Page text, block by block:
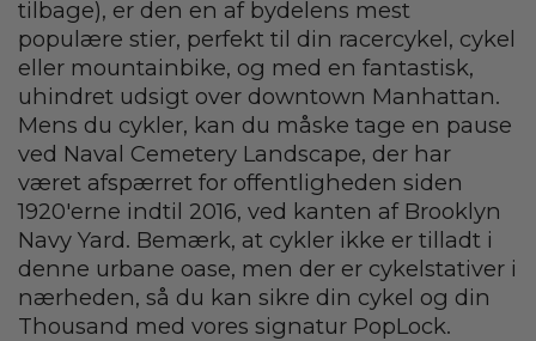
tilbage), er den en af bydelens mest
populære stier, perfekt til din racercykel, cykel
eller mountainbike, og med en fantastisk,
uhindret udsigt over downtown Manhattan.
Mens du cykler, kan du måske tage en pause
ved Naval Cemetery Landscape, der har
været afspærret for offentligheden siden
1920'erne indtil 2016, ved kanten af Brooklyn
Navy Yard. Bemærk, at cykler ikke er tilladt i
denne urbane oase, men der er cykelstativer i
nærheden, så du kan sikre din cykel og din
Thousand med vores signatur PopLock.